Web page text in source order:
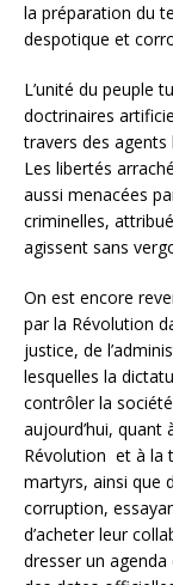
la préparation du
despotique et
L’unité du peuple
doctrinaires
travers des agents
Les libertés
aussi menacées
criminelles,
agissent sans
On est encore
par la Révolution
justice, de
lesquelles la
contrôler la
aujourd’hui, quant
Révolution et à la
martyrs, ainsi que
corruption,
d’acheter leur
dresser un